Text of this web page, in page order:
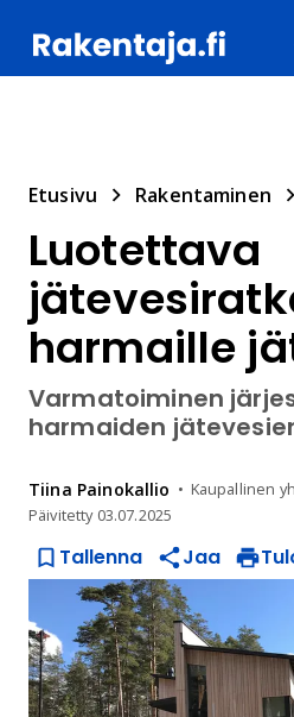
Etusivu Rakentaminen
Luotettava
harmaille
Varmatoiminen
harmaiden
Tiina Painokallio Kaupallinen
Päivitetty 03.07.2025
Tallenna Jaa